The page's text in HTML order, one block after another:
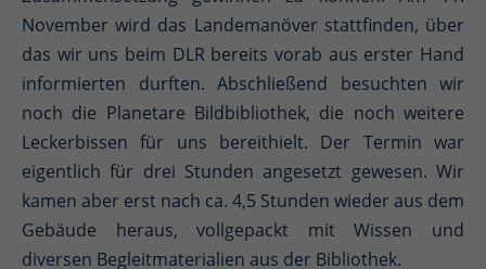
November wird das Landemanöver stattfinden, über
das wir uns beim DLR bereits vorab aus erster Hand
informierten durften. Abschließend besuchten wir
noch die Planetare Bildbibliothek, die noch weitere
Leckerbissen für uns bereithielt. Der Termin war
eigentlich für drei Stunden angesetzt gewesen. Wir
kamen aber erst nach ca. 4,5 Stunden wieder aus dem
Gebäude heraus, vollgepackt mit Wissen und
diversen Begleitmaterialien aus der Bibliothek.